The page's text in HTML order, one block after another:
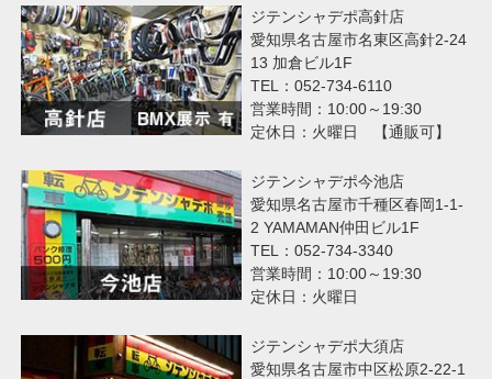
ジテンシャデポ高針店
愛知県名古屋市名東区高針2-24
13 加倉ビル1F
TEL：052-734-6110
営業時間：10:00～19:30
定休日：火曜日 【通販可】
ジテンシャデポ今池店
愛知県名古屋市千種区春岡1-1-
2 YAMAMAN仲田ビル1F
TEL：052-734-3340
営業時間：10:00～19:30
定休日：火曜日
ジテンシャデポ大須店
愛知県名古屋市中区松原2-22-1